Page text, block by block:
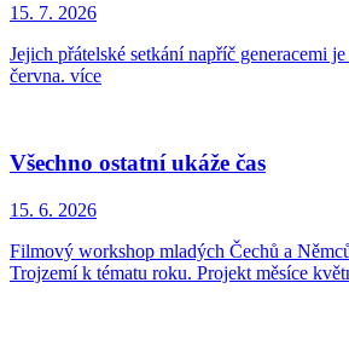
15. 7. 2026
Jejich přátelské setkání napříč generacemi
června. více
Všechno ostatní ukáže čas
15. 6. 2026
Filmový workshop mladých Čechů a
Trojzemí k tématu roku. Projekt měsíce